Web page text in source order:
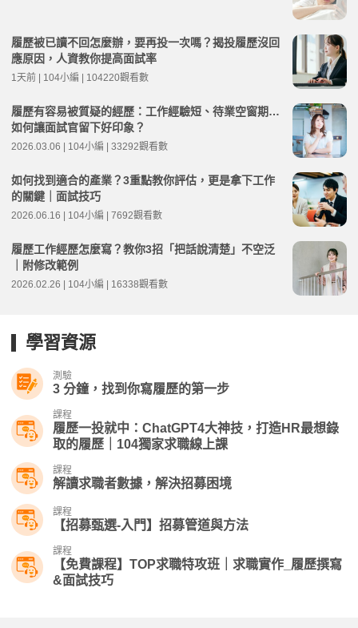
履歷被已讀不回怎麼辦，要再投一次嗎？揭投履歷沒回
應原因，人資教你提高面試率
1天前 | 104小編 | 104220觀看數
履歷有容易被質疑的經歷：工作經驗短、待業空窗期…
如何讓面試官留下好印象？
2026.03.06 | 104小編 | 33292觀看數
如何找到適合的產業？3重點教你評估，更是拿下工作
的關鍵｜面試技巧
2026.06.16 | 104小編 | 7692觀看數
履歷工作經歷怎麼寫？教你3招「把話說清楚」不空泛
｜附修改範例
2026.02.26 | 104小編 | 16338觀看數
學習資源
測驗
3 分鐘，找到你寫履歷的第一步
課程
履歷一投就中：ChatGPT4大神技，打造HR最想錄
取的履歷｜104獨家求職線上課
課程
解讀求職者數據，解決招募困境
課程
【招募甄選-入門】招募管道與方法
課程
【免費課程】TOP求職特攻班｜求職實作_履歷撰寫
&面試技巧